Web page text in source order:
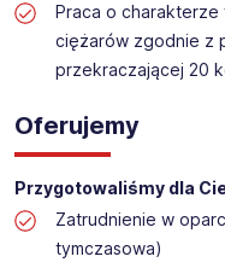
Praca o
ciężarów zgodnie z
przekraczającej 20
Oferujemy
Przygotowaliśmy dla
Zatrudnienie w
tymczasowa)